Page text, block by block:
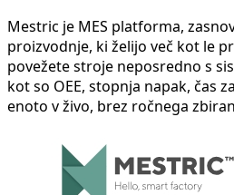
Mestric je MES platforma,
proizvodnje, ki želijo več kot le
povežete stroje neposredno s
kot so OEE, stopnja napak, čas
enoto v živo, brez ročnega